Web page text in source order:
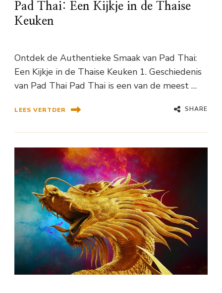
Pad Thai: Een Kijkje in de Thaise
Keuken
Ontdek de Authentieke Smaak van Pad Thai:
Een Kijkje in de Thaise Keuken 1. Geschiedenis
van Pad Thai Pad Thai is een van de meest …
LEES VERTDER SHARE